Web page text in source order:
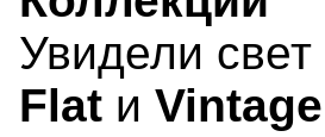
Увидели
Flat и Vintage